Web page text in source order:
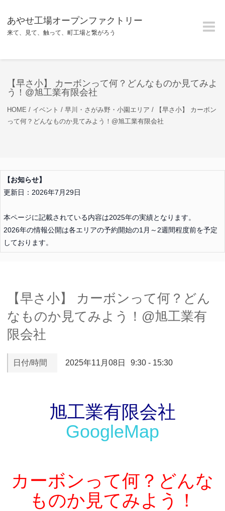
あやせ工場オープンファクトリー
来て、見て、触って、町工場と繋がろう
Toggle
【早さ小】 カーボンって何？どんなものか見てみよ
う！@旭工業有限会社
HOME / イベント / 早川・さがみ野・小園エリア /
【早さ小】 カーボン
って何？どんなものか見てみよう！@旭工業有限会社
【お知らせ】
更新日：2026年7月29日
本ページに記載されている内容は2025年の実績となります。
2026年の情報公開は各エリアの予約開始の1月～2週間程度前を予定
しております。
【早さ小】 カーボンって何？どん
なものか見てみよう！@旭工業有
限会社
日付/時間 2025年11月08日 9:30 - 15:30
旭工業有限会社
GoogleMap
カーボンって何？どんな
ものか見てみよう！